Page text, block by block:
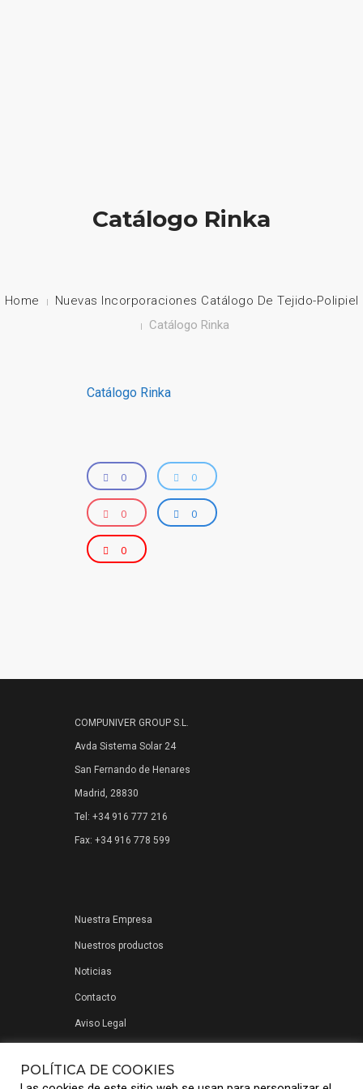
NUESTROS PRODUCTOSCatálogo Rinka
Home
Nuevas Incorporaciones Catálogo De Tejido-Polipiel
Catálogo Rinka
Catálogo Rinka
0 0
0 0
0
COMPUNIVER GROUP S.L.
Avda Sistema Solar 24
San Fernando de Henares
Madrid, 28830
Tel: +34 916 777 216
Fax: +34 916 778 599
Nuestra Empresa
Nuestros productos
Noticias
Contacto
Aviso Legal
POLÍTICA DE COOKIES